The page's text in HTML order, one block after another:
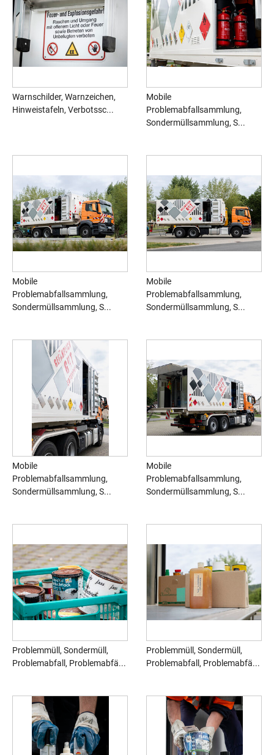
Warnschilder, Warnzeichen,
Hinweistafeln, Verbotssc...
Mobile
Problemabfallsammlung,
Sondermüllsammlung, S...
Mobile
Problemabfallsammlung,
Sondermüllsammlung, S...
Mobile
Problemabfallsammlung,
Sondermüllsammlung, S...
Mobile
Problemabfallsammlung,
Sondermüllsammlung, S...
Mobile
Problemabfallsammlung,
Sondermüllsammlung, S...
Problemmüll, Sondermüll,
Problemabfall, Problemabfä...
Problemmüll, Sondermüll,
Problemabfall, Problemabfä...